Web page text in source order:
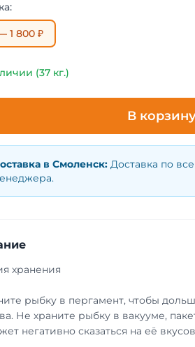
1 800 ₽
(37 кг.)
В
в Смоленск: Доставка по
хранения
рыбку в пергамент, чтобы
Не храните рыбку в вакууме,
негативно сказаться на её